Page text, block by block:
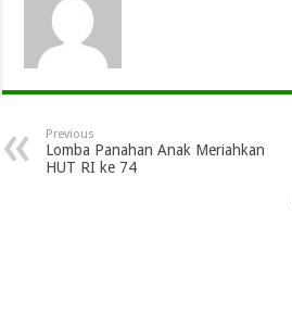
Previous
Lomba Panahan Anak Meriahkan
HUT RI ke 74